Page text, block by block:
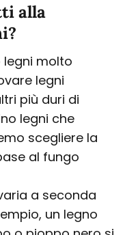
alla
legni molto
legni
più duri di
legni che
scegliere la
al fungo
a seconda
un legno